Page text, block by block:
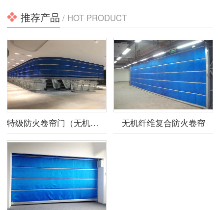
推荐产品 / HOT PRODUCT
特级防火卷帘门（无机）提升式 无机纤维复合防火卷帘